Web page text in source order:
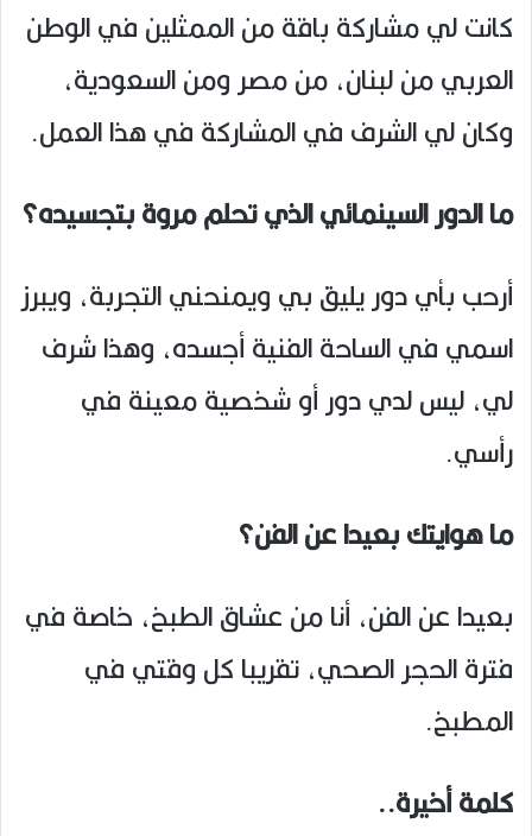
كانت لي مشاركة باقة من الممثلين في الوطن
العربي من لبنان، من مصر ومن السعودية،
وكان لي الشرف في المشاركة في هذا العمل.
ما الدور السينمائي الذي تحلم مروة بتجسيده؟
أرحب بأي دور يليق بي ويمنحني التجربة، ويبرز
اسمي في الساحة الفنية أجسده، وهذا شرف
لي، ليس لدي دور أو شخصية معينة في
رأسي.
ما هوايتك بعيدا عن الفن؟
بعيدا عن الفن، أنا من عشاق الطبخ، خاصة في
فترة الحجر الصحي، تقريبا كل وقتي في
المطبخ.
كلمة أخيرة..